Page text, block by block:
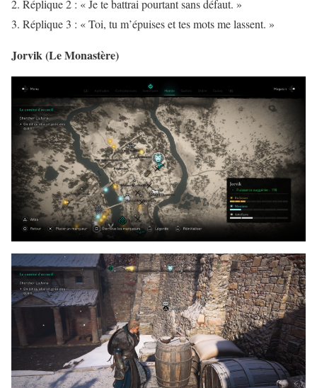
Réplique 2 : « Je te battrai pourtant sans défaut. »
Réplique 3 : « Toi, tu m’épuises et tes mots me lassent. »
Jorvik (Le Monastère)